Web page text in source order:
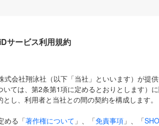
サービス利用規約
式会社翔泳社（以下「当社」といいます）が提
いては、第2条第1項に定めるとおりとします）
し、利用者と当社との間の契約を構成します。
める「著作権について 」、「免責事項 」、「